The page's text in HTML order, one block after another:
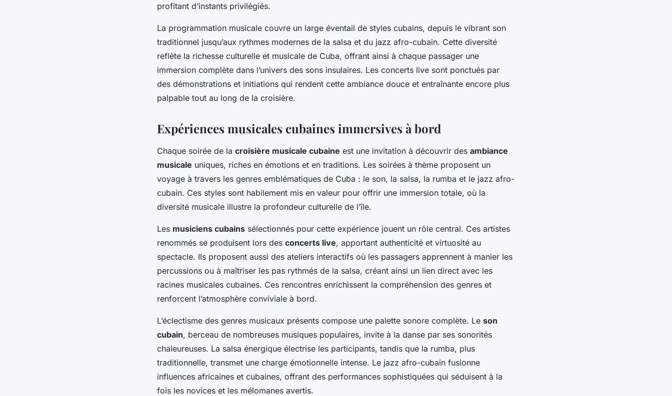
profitant d’instants privilégiés.
La programmation musicale couvre un large éventail de styles cubains, depuis le vibrant son
traditionnel jusqu’aux rythmes modernes de la salsa et du jazz afro-cubain. Cette diversité
reflète la richesse culturelle et musicale de Cuba, offrant ainsi à chaque passager une
immersion complète dans l’univers des sons insulaires. Les concerts live sont ponctués par
des démonstrations et initiations qui rendent cette ambiance douce et entraînante encore plus
palpable tout au long de la croisière.
Expériences musicales cubaines immersives à bord
Chaque soirée de la croisière musicale cubaine est une invitation à découvrir des ambiance
musicale uniques, riches en émotions et en traditions. Les soirées à thème proposent un
voyage à travers les genres emblématiques de Cuba : le son, la salsa, la rumba et le jazz afro-
cubain. Ces styles sont habilement mis en valeur pour offrir une immersion totale, où la
diversité musicale illustre la profondeur culturelle de l’île.
Les musiciens cubains sélectionnés pour cette expérience jouent un rôle central. Ces artistes
renommés se produisent lors des concerts live, apportant authenticité et virtuosité au
spectacle. Ils proposent aussi des ateliers interactifs où les passagers apprennent à manier les
percussions ou à maîtriser les pas rythmés de la salsa, créant ainsi un lien direct avec les
racines musicales cubaines. Ces rencontres enrichissent la compréhension des genres et
renforcent l’atmosphère conviviale à bord.
L’éclectisme des genres musicaux présents compose une palette sonore complète. Le son
cubain, berceau de nombreuses musiques populaires, invite à la danse par ses sonorités
chaleureuses. La salsa énergique électrise les participants, tandis que la rumba, plus
traditionnelle, transmet une charge émotionnelle intense. Le jazz afro-cubain fusionne
influences africaines et cubaines, offrant des performances sophistiquées qui séduisent à la
fois les novices et les mélomanes avertis.